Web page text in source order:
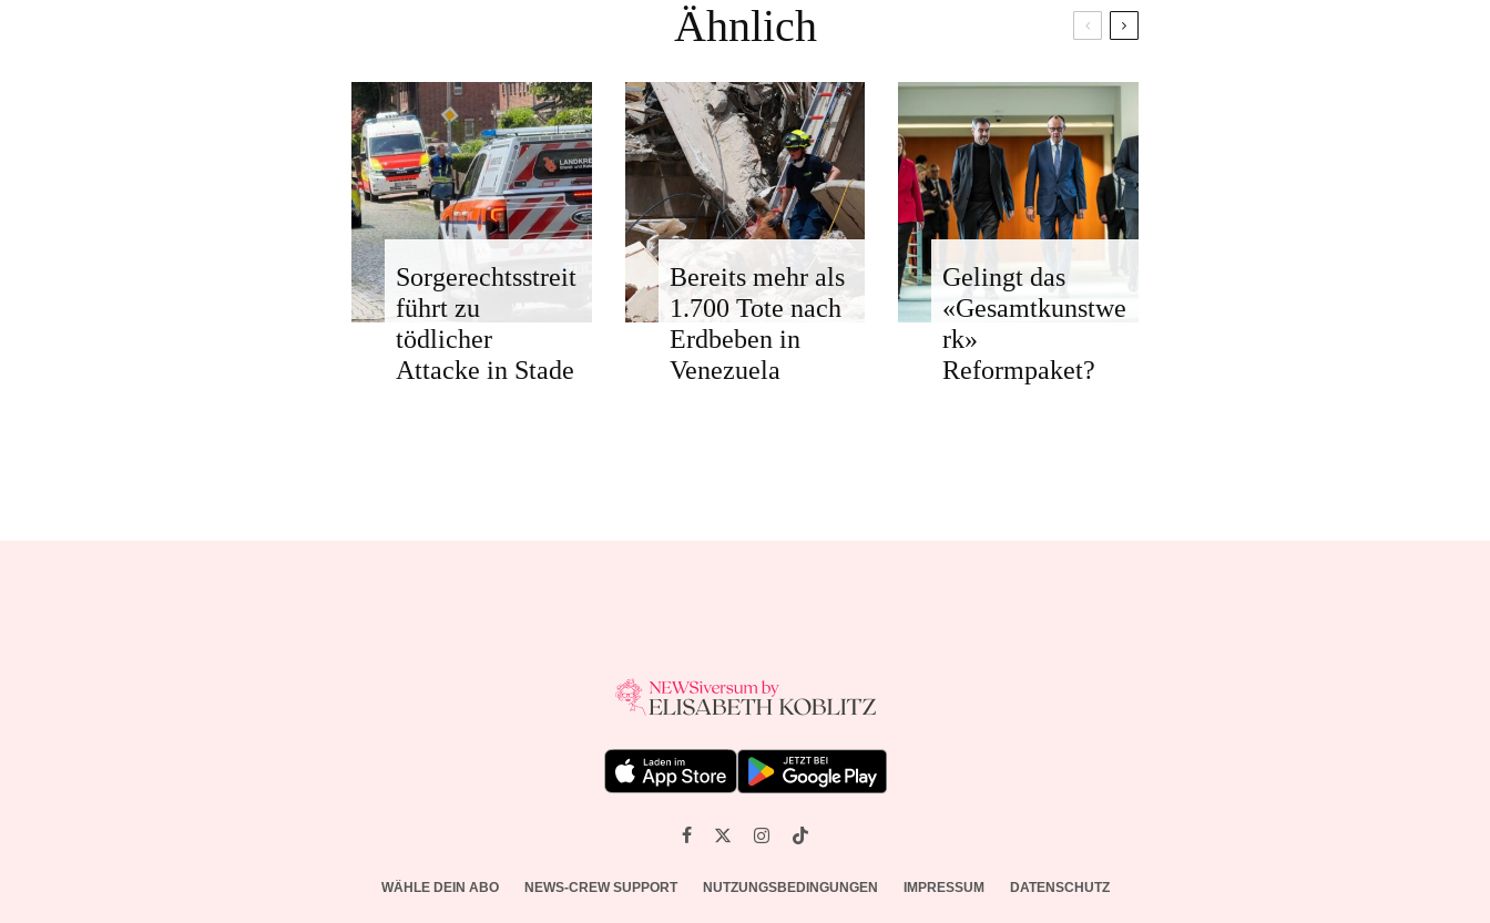
Ähnlich
Sorgerechtsstreit
führt zu
tödlicher
Attacke in Stade
Bereits mehr als
1.700 Tote nach
Erdbeben in
Venezuela
Gelingt das
«Gesamtkunstwe
rk»
Reformpaket?
WÄHLE DEIN ABO NEWS-CREW SUPPORT NUTZUNGSBEDINGUNGEN IMPRESSUM DATENSCHUTZ